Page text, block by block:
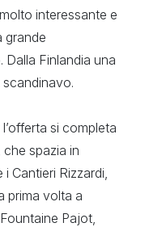
interessante e
grande
Dalla Finlandia una
si completa
spazia in
Cantieri Rizzardi,
prima volta a
Pajot,